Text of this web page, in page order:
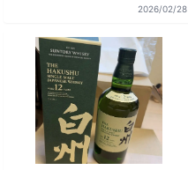
2026/02/28